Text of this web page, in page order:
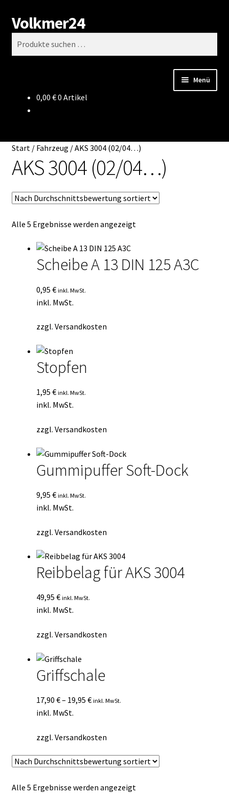
Zur
Navigation
springen
Zum
Inhalt
springen
Volkmer24
Suchen
Menü
Impressum
Mein Konto
Mein Konto
Warenkorb
0,00 €0 Artikel
Start/ Fahrzeug /AKS 3004 (02/04…)
AKS 3004 (02/04…)
Alle 5 Ergebnisse werden angezeigtNach
Scheibe A 13 DIN 125 A3C
0,95 € inkl. MwSt.
inkl. MwSt.
zzgl. Versandkosten
Stopfen
1,95 € inkl. MwSt.
inkl. MwSt.
zzgl. Versandkosten
Gummipuffer Soft-Dock
9,95 € inkl. MwSt.
inkl. MwSt.
zzgl. Versandkosten
Reibbelag für AKS 3004
49,95 € inkl. MwSt.
inkl. MwSt.
zzgl. Versandkosten
Griffschale
17,90 €– 19,95 € inkl. MwSt.
inkl. MwSt.
zzgl. Versandkosten
Alle 5 Ergebnisse werden angezeigtNach